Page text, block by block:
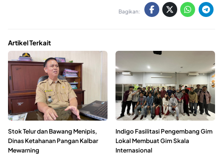
Bagikan:
Artikel Terkait
Stok Telur dan Bawang Menipis,
Dinas Ketahanan Pangan Kalbar
Mewarning
Indigo Fasilitasi Pengembang Gim
Lokal Membuat Gim Skala
Internasional